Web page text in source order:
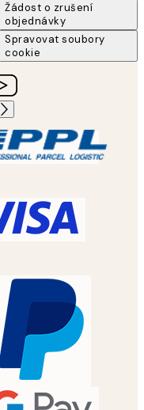
Žádost o zrušení
objednávky
Spravovat soubory
cookie